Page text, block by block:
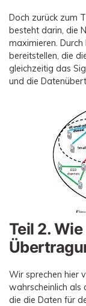
Doch zurück zum
besteht darin, die
maximieren.
bereitstellen, die
gleichzeitig das
und die
Teil 2.
Wir sprechen hier
wahrscheinlich als
die die Daten für